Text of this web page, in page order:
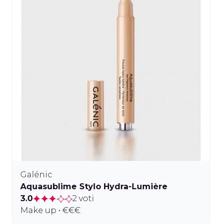
Galénic
Aquasublime Stylo Hydra-Lumière
3.0
2 voti
Make up • €€€